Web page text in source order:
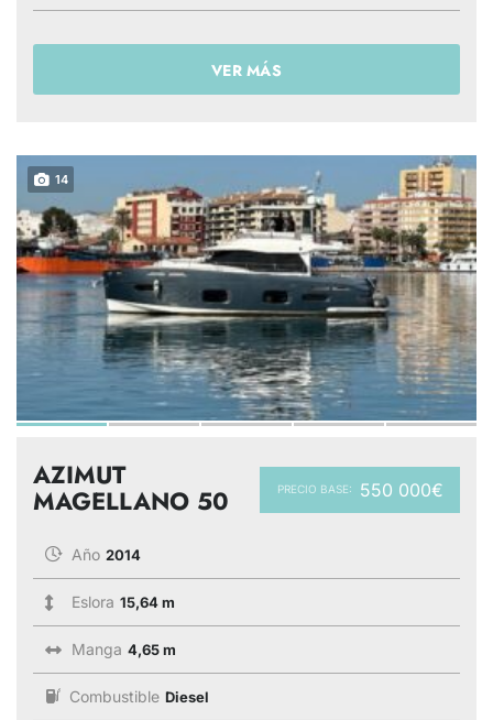
VER MÁS
14
PRECIO BASE: 550 000€
AZIMUT
MAGELLANO 50
Año 2014
Eslora 15,64 m
Manga 4,65 m
Combustible Diesel